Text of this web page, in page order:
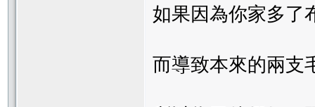
如果因為你家多了
而導致本來的兩支